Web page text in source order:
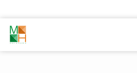
CƯ GỖ ÓC CHÓ